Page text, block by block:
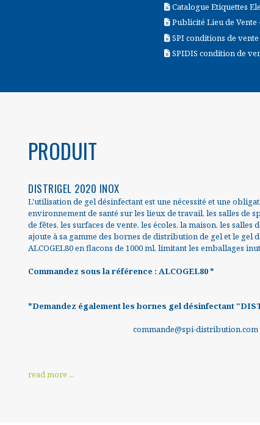
Catalogue Etiquettes
Publicité Lieu de Vente
SPI conditions de vente
SPIDIS condition de
PRODUIT
DISTRIGEL 2020 INOX
L'utilisation de gel désinfectant est une nécessité et une
environnement de santé sur les lieux de travail, les salles de
de fêtes, les surfaces de vente, les écoles, la maison, les salles
ajoute à sa gamme des bornes de distribution de gel et le gel
ALCOGEL80 en flacons de 1000 ml, limitant les emballages
Commandez sous la référence : ALCOGEL80 *
*Demandez également les bornes gel désinfectant
commande@spi-distribution.com
read more ...